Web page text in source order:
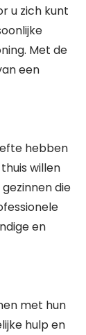
u zich kunt
Met de
een
hebben
willen
die
en
met hun
hulp en